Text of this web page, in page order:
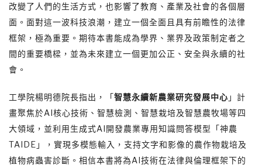
改變了人們的生活方式，也影響了教育、產業及社會的各個層
面。面對這一波科技浪潮，建立一個全面且具有前瞻性的法律
框架，極為重要。期待本書能成為學界、業界及政策制定者之
間的重要橋樑，並為未來建立一個更加公正、安全與永續的社
會。
工學院楊明德院長指出，「智慧永續新農業研究發展中心 」計
畫聚焦於AI核心技術、智慧檢測、智慧栽培及智慧農牧場等四
大領域，並利用生成式AI開發農業專用知識問答模型「神農
TAIDE」，實現多模態輸入，支持文字和影像的農作物栽培及
植物病蟲害診斷。相信本書將為AI技術在法律與倫理框架下的